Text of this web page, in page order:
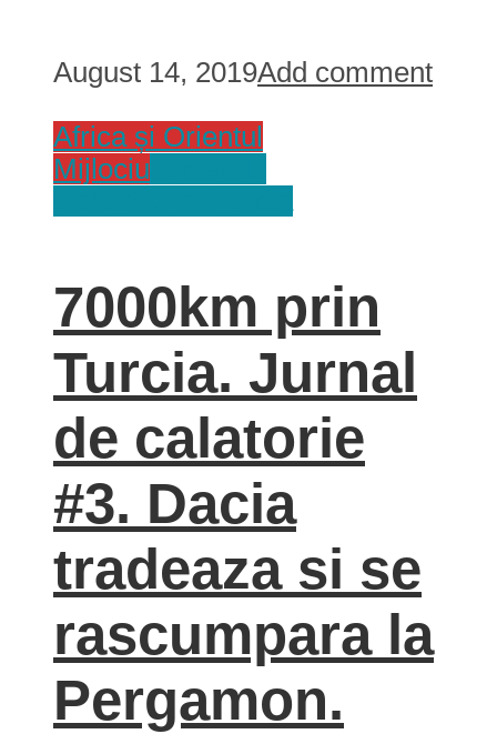
August 14, 2019Add comment
Africa și Orientul
Mijlociu
7000km prin
Turcia. Jurnal
de calatorie
#3. Dacia
tradeaza si se
rascumpara la
Pergamon.